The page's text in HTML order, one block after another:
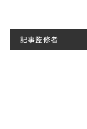
記事監修者